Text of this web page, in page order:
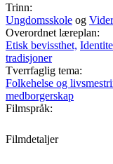
Trinn:
Ungdomsskole og
Overordnet læreplan:
Etisk bevissthet,
tradisjoner
Tverrfaglig tema:
Folkehelse og
medborgerskap
Filmspråk:
Filmdetaljer